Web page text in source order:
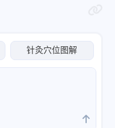
针灸穴位图解